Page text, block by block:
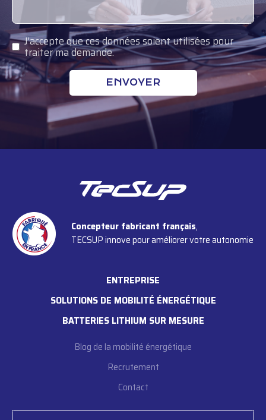
J'accepte que ces données soient utilisées pour
traiter ma demande.
Concepteur fabricant français,
TECSUP innove pour améliorer votre autonomie
ENTREPRISE
SOLUTIONS DE MOBILITÉ ÉNERGÉTIQUE
BATTERIES LITHIUM SUR MESURE
Blog de la mobilité énergétique
Recrutement
Contact